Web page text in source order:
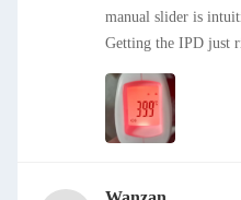
manual slider is
Getting the IPD just